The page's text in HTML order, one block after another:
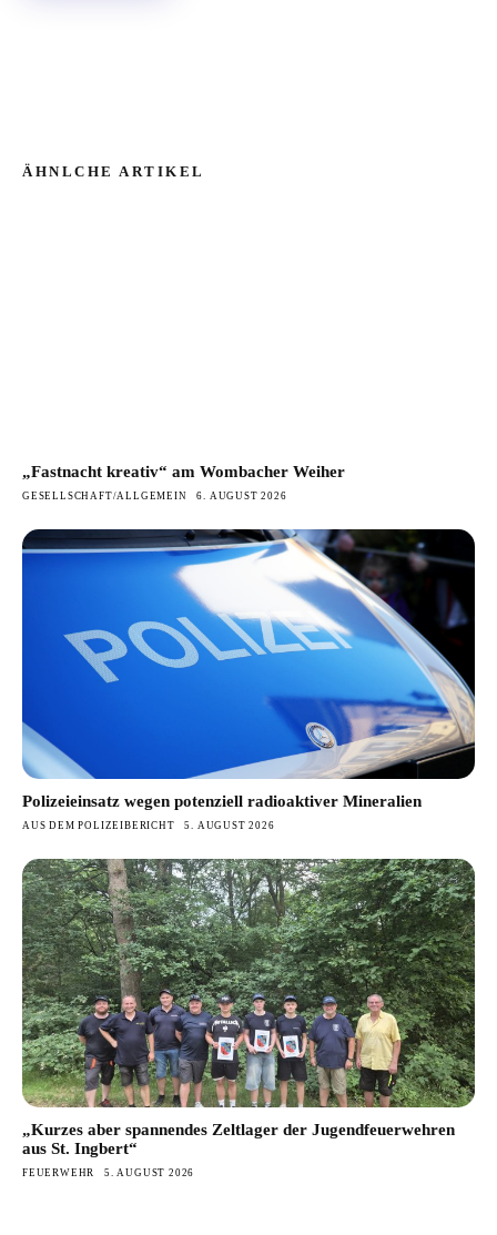
ÄHNLCHE ARTIKEL
„Fastnacht kreativ“ am Wombacher Weiher
GESELLSCHAFT/ALLGEMEIN 6. AUGUST 2026
Polizeieinsatz wegen potenziell radioaktiver Mineralien
AUS DEM POLIZEIBERICHT 5. AUGUST 2026
„Kurzes aber spannendes Zeltlager der Jugendfeuerwehren
aus St. Ingbert“
FEUERWEHR 5. AUGUST 2026